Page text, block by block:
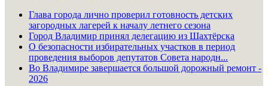
Глава города лично проверил готовность детских
загородных лагерей к началу летнего сезона
Город Владимир принял делегацию из Шахтёрска
О безопасности избирательных участков в период
проведения выборов депутатов Совета народн...
Во Владимире завершается большой дорожный ремонт -
2026